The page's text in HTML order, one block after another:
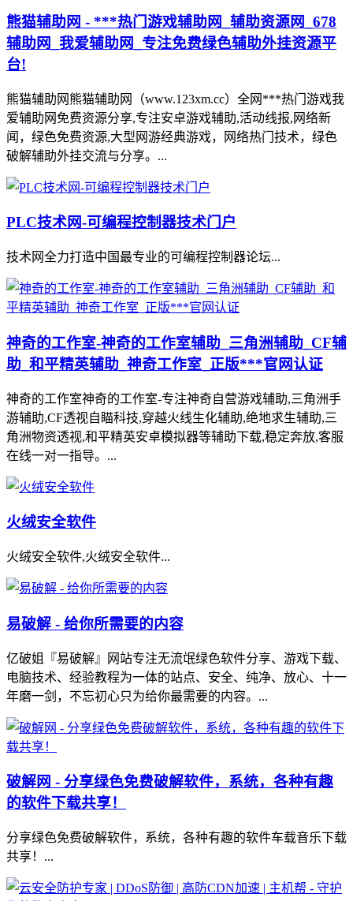
熊猫辅助网 - ***热门游戏辅助网_辅助资源网_678
辅助网_我爱辅助网_专注免费绿色辅助外挂资源平
台!
熊猫辅助网熊猫辅助网（www.123xm.cc）全网***热门游戏我
爱辅助网免费资源分享,专注安卓游戏辅助,活动线报,网络新
闻，绿色免费资源,大型网游经典游戏，网络热门技术，绿色
破解辅助外挂交流与分享。...
PLC技术网-可编程控制器技术门户
技术网全力打造中国最专业的可编程控制器论坛...
神奇的工作室-神奇的工作室辅助_三角洲辅助_CF辅
助_和平精英辅助_神奇工作室_正版***官网认证
神奇的工作室神奇的工作室-专注神奇自营游戏辅助,三角洲手
游辅助,CF透视自瞄科技,穿越火线生化辅助,绝地求生辅助,三
角洲物资透视,和平精英安卓模拟器等辅助下载,稳定奔放,客服
在线一对一指导。...
火绒安全软件
火绒安全软件,火绒安全软件...
易破解 - 给你所需要的内容
亿破姐『易破解』网站专注无流氓绿色软件分享、游戏下载、
电脑技术、经验教程为一体的站点、安全、纯净、放心、十一
年磨一剑，不忘初心只为给你最需要的内容。...
破解网 - 分享绿色免费破解软件，系统，各种有趣
的软件下载共享！
分享绿色免费破解软件，系统，各种有趣的软件车载音乐下载
共享！...